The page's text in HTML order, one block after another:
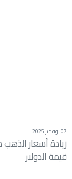
07 نوفمبر 2025
زيادة أسعار
قيمة الدولار